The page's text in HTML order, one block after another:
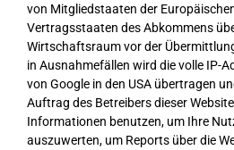
von Mitgliedstaaten der
Vertragsstaaten des Abkommens
Wirtschaftsraum vor der
in Ausnahmefällen wird die volle IP-
von Google in den USA übertragen
Auftrag des Betreibers dieser
Informationen benutzen, um Ihre
auszuwerten, um Reports über die